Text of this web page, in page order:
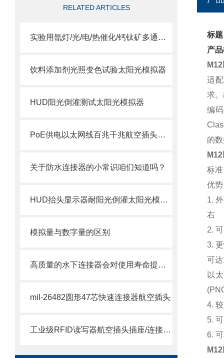
RELATED ARTICLES
实验用氙灯/光/电/热催化/钙钛矿多通道IV测试仪太阳光模拟器
饮料添加剂光照变色试验太阳光模拟器
HUD阳光倒灌测试太阳光模拟器
PoE供电以太网线百兆千兆航空插头插座防水连接器接头选型指南
关于防水连接器的小常识咱们知道吗？
HUD抬头显示器耐阳光倒灌太阳光模拟器
模拟量与数字量的区别
高质量的水下连接器会对使用寿命提出更高的要求
mil-26482圆形47芯快速连接器航空插头
工业级RFID读写器航空插头插座/连接器/端子如何选择
标
产
适
求
编
的
标
优势
1.
右
2.
3.
可
以
4.
5.
6.